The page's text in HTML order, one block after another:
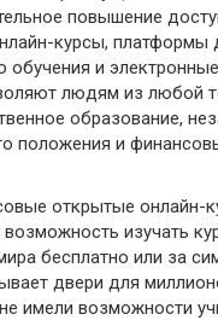
повышение
курсы, платформы
обучения и
людям из любой
образование,
положения и
открытые онлайн-
изучать
бесплатно или за
двери для
имели возможности